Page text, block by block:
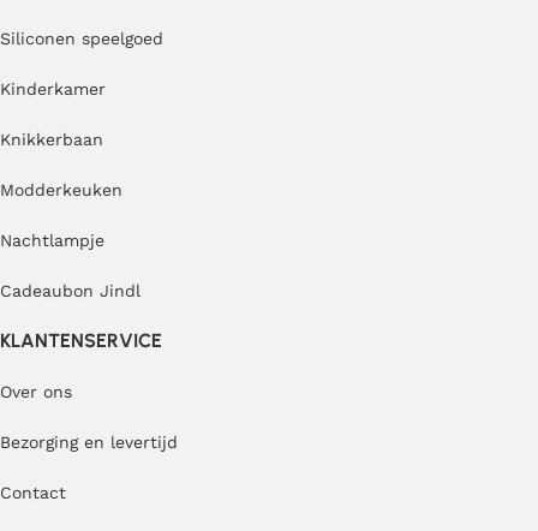
Siliconen speelgoed
Kinderkamer
Knikkerbaan
Modderkeuken
Nachtlampje
Cadeaubon Jindl
KLANTENSERVICE
Over ons
Bezorging en levertijd
Contact